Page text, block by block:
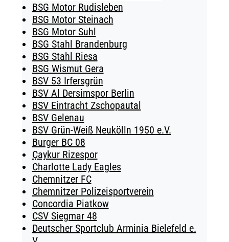
BSG Motor Rudisleben
BSG Motor Steinach
BSG Motor Suhl
BSG Stahl Brandenburg
BSG Stahl Riesa
BSG Wismut Gera
BSV 53 Irfersgrün
BSV Al Dersimspor Berlin
BSV Eintracht Zschopautal
BSV Gelenau
BSV Grün-Weiß Neukölln 1950 e.V.
Burger BC 08
Çaykur Rizespor
Charlotte Lady Eagles
Chemnitzer FC
Chemnitzer Polizeisportverein
Concordia Piatkow
CSV Siegmar 48
Deutscher Sportclub Arminia Bielefeld e.